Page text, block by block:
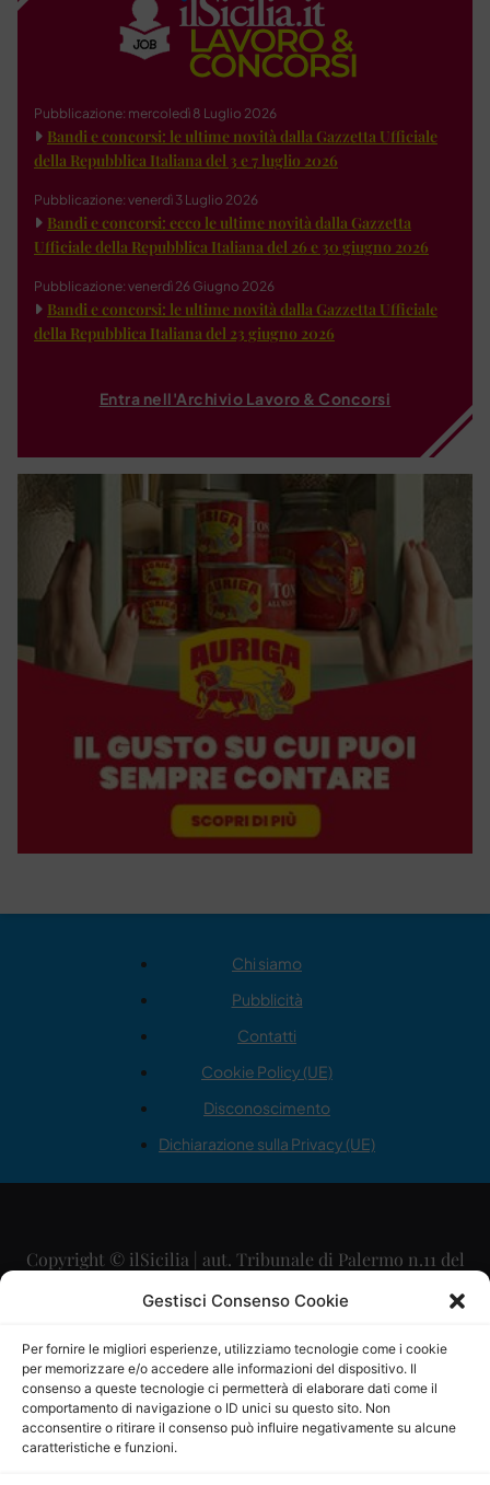
Gestisci Consenso Cookie
Per fornire le migliori esperienze, utilizziamo tecnologie come i cookie
per memorizzare e/o accedere alle informazioni del dispositivo. Il
consenso a queste tecnologie ci permetterà di elaborare dati come il
comportamento di navigazione o ID unici su questo sito. Non
acconsentire o ritirare il consenso può influire negativamente su alcune
caratteristiche e funzioni.
Pubblicazione: mercoledì 8 Luglio 2026
Bandi e concorsi: le ultime novità dalla Gazzetta Ufficiale
della Repubblica Italiana del 3 e 7 luglio 2026
Pubblicazione: venerdì 3 Luglio 2026
Bandi e concorsi: ecco le ultime novità dalla Gazzetta
Ufficiale della Repubblica Italiana del 26 e 30 giugno 2026
Pubblicazione: venerdì 26 Giugno 2026
Bandi e concorsi: le ultime novità dalla Gazzetta Ufficiale
della Repubblica Italiana del 23 giugno 2026
Entra nell'Archivio Lavoro & Concorsi
Chi siamo
Pubblicità
Contatti
Cookie Policy (UE)
Disconoscimento
Dichiarazione sulla Privacy (UE)
Copyright © ilSicilia | aut. Tribunale di Palermo n.11 del
29/09/2015
Direttore Editoriale: Maurizio Scaglione
Direttore Responsabile: Maria Calabrese